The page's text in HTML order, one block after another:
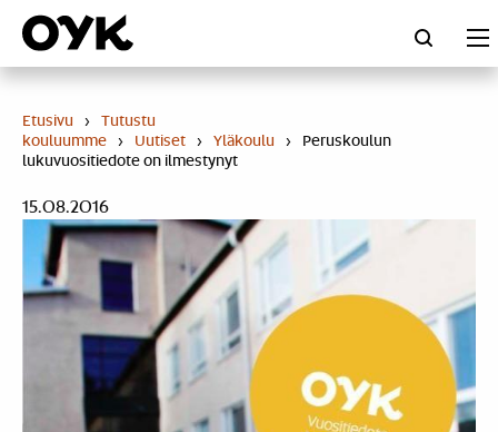
Skip
content
Etusivu › Tutustu
kouluumme › Uutiset › Yläkoulu › Peruskoulun
lukuvuositiedote on ilmestynyt
15.08.2016